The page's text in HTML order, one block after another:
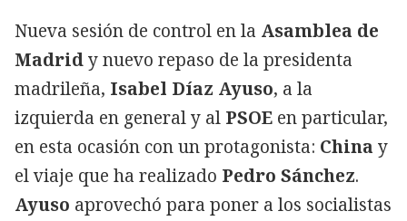
Nueva sesión de control en la Asamblea de
Madridy nuevo repaso de la presidenta
madrileña, Isabel Díaz Ayuso, a la
izquierda en general y al PSOE en particular,
en esta ocasión con un protagonista: China y
el viaje que ha realizado Pedro Sánchez.
Ayuso aprovechó para poner a los socialistas